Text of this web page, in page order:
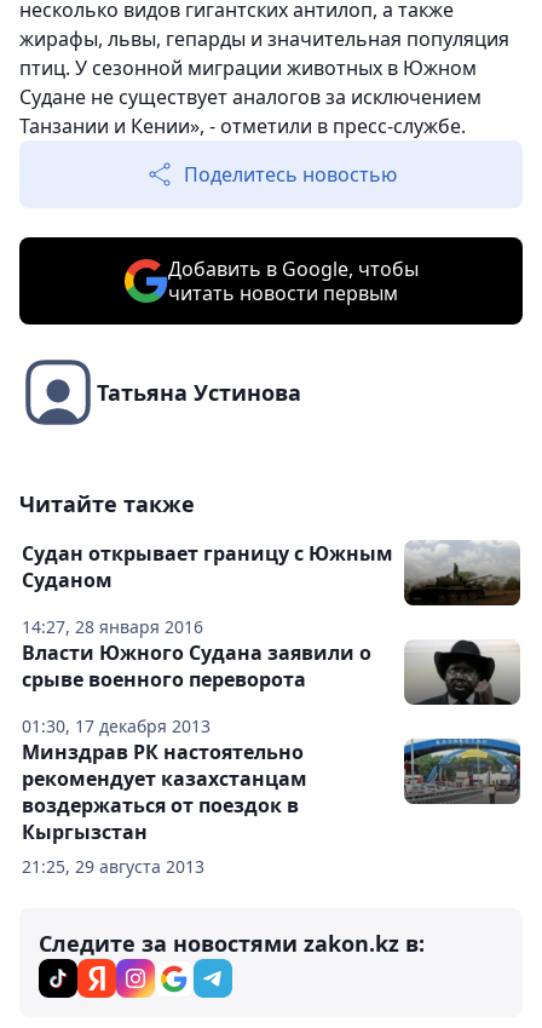
несколько видов гигантских антилоп, а также
жирафы, львы, гепарды и значительная популяция
птиц. У сезонной миграции животных в Южном
Судане не существует аналогов за исключением
Танзании и Кении», - отметили в пресс-службе.
Поделитесь новостью
Добавить в Google, чтобы
читать новости первым
Татьяна Устинова
Читайте также
14:27, 28 января 2016
Судан открывает границу с Южным
Суданом
01:30, 17 декабря 2013
Власти Южного Судана заявили о
срыве военного переворота
21:25, 29 августа 2013
Минздрав РК настоятельно
рекомендует казахстанцам
воздержаться от поездок в
Кыргызстан
Следите за новостями zakon.kz в: